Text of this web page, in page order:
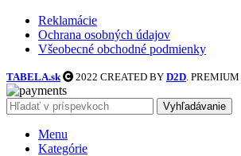
Reklamácie
Ochrana osobných údajov
Všeobecné obchodné podmienky
TABELA.sk 2022 CREATED BY D2D .
Vyhľadávanie
Menu
Kategórie